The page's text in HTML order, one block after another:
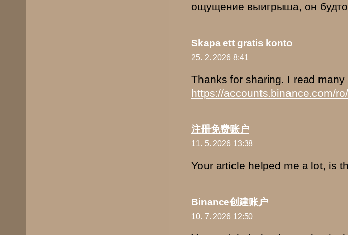
ощущение выигрыша, он будто
Skapa ett gratis konto
25. 2. 2026 8:41
Thanks for sharing. I read
https://accounts.binance.com/
注册免费账户
11. 5. 2026 13:38
Your article helped me a lot, is
Binance创建账户
10. 7. 2026 12:50